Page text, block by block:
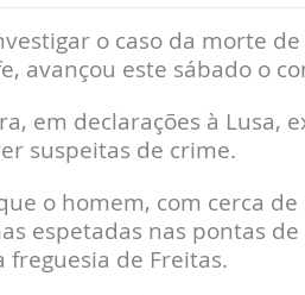
o caso da morte
avançou este sábado o
em declarações à Lusa,
suspeitas de crime.
o homem, com cerca
espetadas nas pontas
freguesia de Freitas.